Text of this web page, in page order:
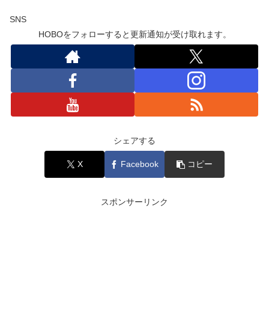
SNS
HOBOをフォローすると更新通知が受け取れます。
シェアする
X Facebook コピー
スポンサーリンク